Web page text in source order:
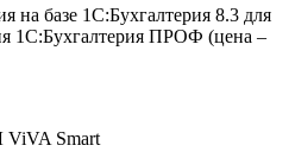
на базе 1С:Бухгалтерия 8.3 для
1С:Бухгалтерия ПРОФ (цена –
Smart